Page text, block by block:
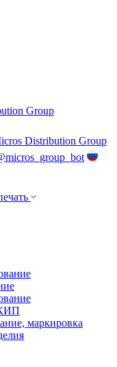
Group
Distribution Group
маркировка